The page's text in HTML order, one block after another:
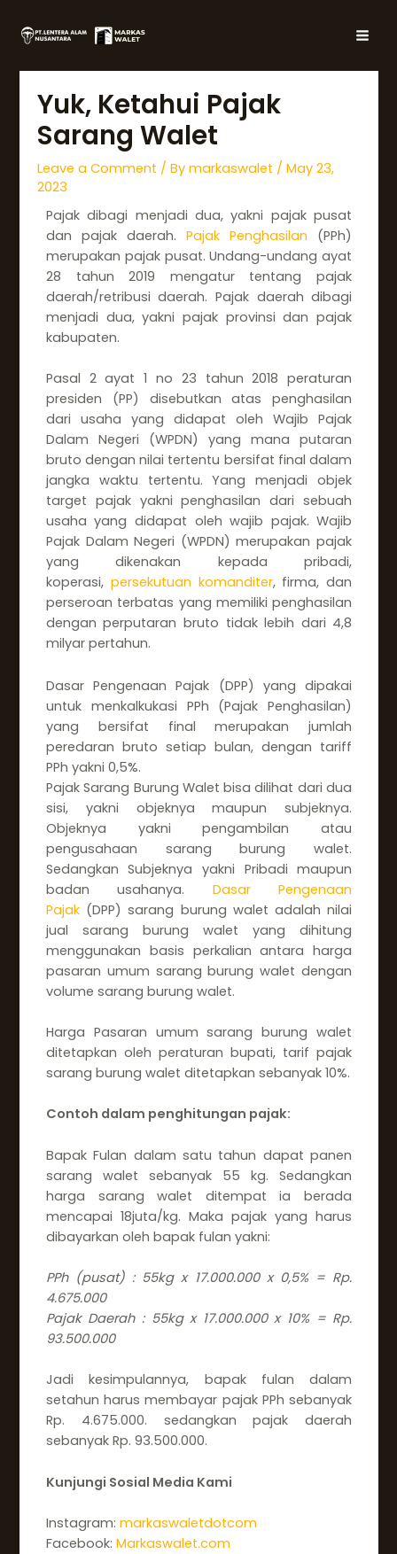
content
Yuk, Ketahui Pajak
Sarang Walet
Leave a Comment / By markaswalet / May 23,
2023
Pajak dibagi menjadi dua, yakni pajak pusat
dan pajak daerah.Pajak Penghasilan (PPh)
merupakan pajak pusat. Undang-undang ayat
28 tahun 2019 mengatur tentang pajak
daerah/retribusi daerah. Pajak daerah dibagi
menjadi dua, yakni pajak provinsi dan pajak
kabupaten.
Pasal 2 ayat 1 no 23 tahun 2018 peraturan
presiden (PP) disebutkan atas penghasilan
dari usaha yang didapat oleh Wajib Pajak
Dalam Negeri (WPDN) yang mana putaran
bruto dengan nilai tertentu bersifat final dalam
jangka waktu tertentu. Yang menjadi objek
target pajak yakni penghasilan dari sebuah
usaha yang didapat oleh wajib pajak. Wajib
Pajak Dalam Negeri (WPDN) merupakan pajak
yang dikenakan kepada pribadi,
koperasi, persekutuan komanditer, firma, dan
perseroan terbatas yang memiliki penghasilan
dengan perputaran bruto tidak lebih dari 4,8
milyar pertahun.
Dasar Pengenaan Pajak (DPP) yang dipakai
untuk menkalkukasi PPh (Pajak Penghasilan)
yang bersifat final merupakan jumlah
peredaran bruto setiap bulan, dengan tariff
PPh yakni 0,5%.
Pajak Sarang Burung Walet bisa dilihat dari dua
sisi, yakni objeknya maupun subjeknya.
Objeknya yakni pengambilan atau
pengusahaan sarang burung walet.
Sedangkan Subjeknya yakni Pribadi maupun
badan usahanya. Dasar Pengenaan
Pajak(DPP) sarang burung walet adalah nilai
jual sarang burung walet yang dihitung
menggunakan basis perkalian antara harga
pasaran umum sarang burung walet dengan
volume sarang burung walet.
Harga Pasaran umum sarang burung walet
ditetapkan oleh peraturan bupati, tarif pajak
sarang burung walet ditetapkan sebanyak 10%.
Contoh dalam penghitungan pajak:
Bapak Fulan dalam satu tahun dapat panen
sarang walet sebanyak 55 kg. Sedangkan
harga sarang walet ditempat ia berada
mencapai 18juta/kg. Maka pajak yang harus
dibayarkan oleh bapak fulan yakni:
PPh (pusat) : 55kg x 17.000.000 x 0,5% = Rp.
4.675.000
Pajak Daerah : 55kg x 17.000.000 x 10% = Rp.
93.500.000
Jadi kesimpulannya, bapak fulan dalam
setahun harus membayar pajak PPh sebanyak
Rp. 4.675.000. sedangkan pajak daerah
sebanyak Rp. 93.500.000.
Kunjungi Sosial Media Kami
Instagram: markaswaletdotcom
Facebook: Markaswalet.com
navigation